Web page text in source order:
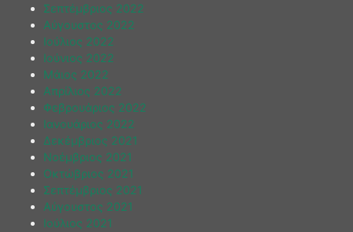
Σεπτέμβριος 2022
Αύγουστος 2022
Ιούλιος 2022
Ιούνιος 2022
Μάιος 2022
Απρίλιος 2022
Φεβρουάριος 2022
Ιανουάριος 2022
Δεκέμβριος 2021
Νοέμβριος 2021
Οκτώβριος 2021
Σεπτέμβριος 2021
Αύγουστος 2021
Ιούλιος 2021